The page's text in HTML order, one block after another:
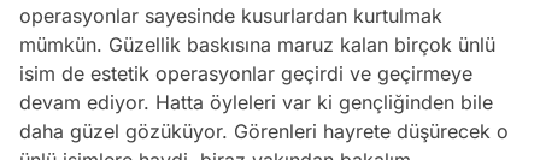
operasyonlar sayesinde kusurlardan kurtulmak
mümkün. Güzellik baskısına maruz kalan birçok ünlü
isim de estetik operasyonlar geçirdi ve geçirmeye
devam ediyor. Hatta öyleleri var ki gençliğinden bile
daha güzel gözüküyor. Görenleri hayrete düşürecek o